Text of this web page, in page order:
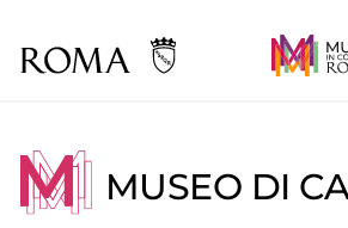
MUSEO DI